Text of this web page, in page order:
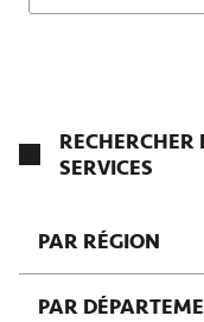
RECHERCHER
SERVICES
PAR RÉGION
Normandie
PAR